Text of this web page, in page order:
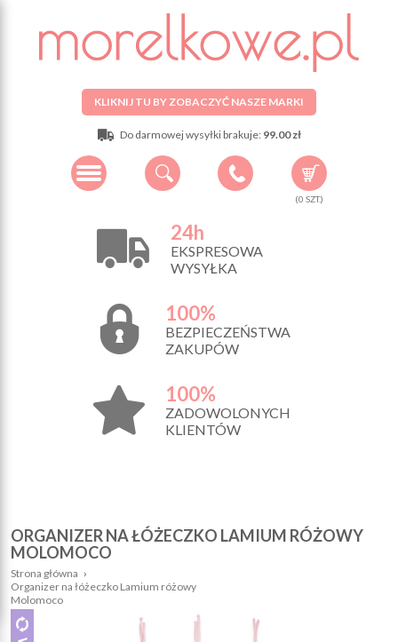
KLIKNIJ TU BY ZOBACZYĆ NASZE MARKI
Do darmowej wysyłki brakuje: 99.00 zł
(0 SZT.)
24h
EKSPRESOWA
WYSYŁKA
100%
BEZPIECZEŃSTWA
ZAKUPÓW
100%
ZADOWOLONYCH
KLIENTÓW
ORGANIZER NA ŁÓŻECZKO LAMIUM RÓŻOWY
MOLOMOCO
Strona główna ›
Organizer na łóżeczko Lamium różowy
Molomoco